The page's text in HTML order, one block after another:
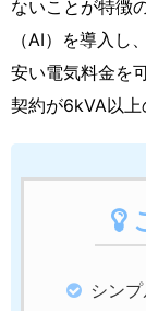
ないことが特徴
（AI）を導入し
安い電気料金を
契約が6kVA以上
シン